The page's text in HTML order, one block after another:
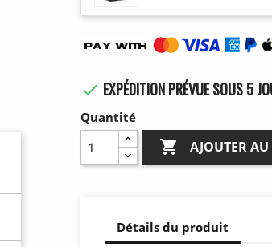
 EXPÉDITION PRÉVUE SOUS 5
Quantité
 AJOUTER
Détails du produit